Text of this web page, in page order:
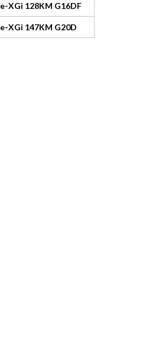
XGi 128KM G16DF
XGi 147KM G20D